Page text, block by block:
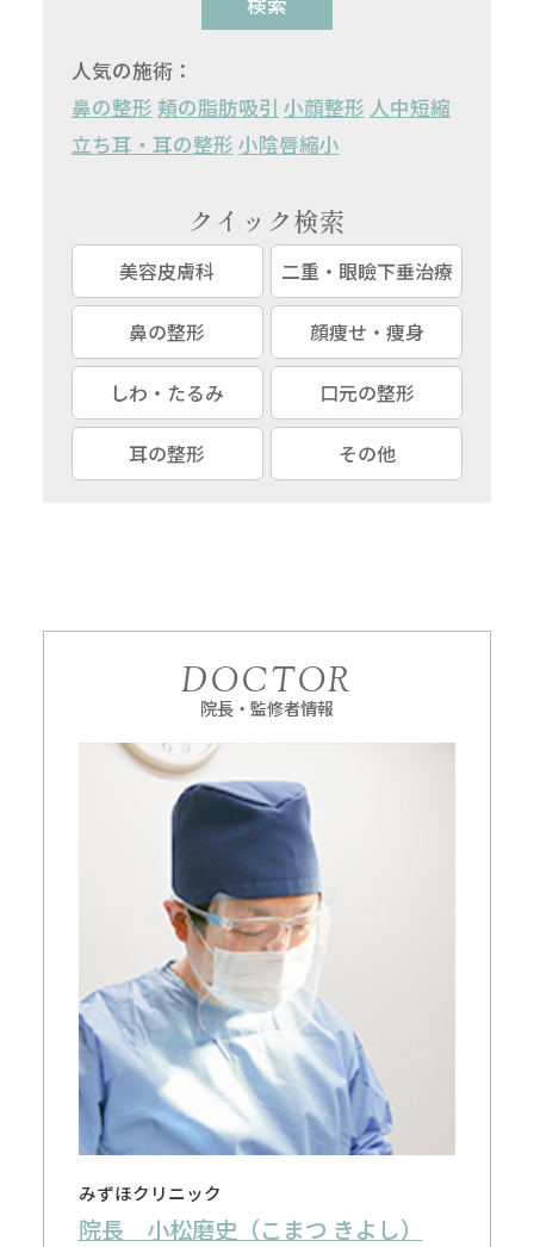
人気の施術：
鼻の整形 頬の脂肪吸引 小顔整形 人中短縮
立ち耳・耳の整形 小陰唇縮小
クイック検索
美容皮膚科 二重・眼瞼下垂治療
鼻の整形 顔痩せ・痩身
しわ・たるみ 口元の整形
耳の整形 その他
DOCTOR
院長・監修者情報
みずほクリニック
院長 小松磨史（こまつ きよし）